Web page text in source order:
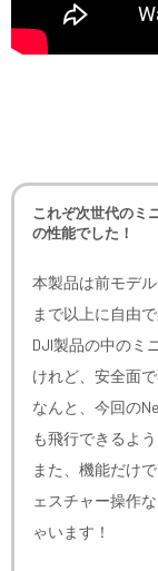
これぞ次世代のミ
の性能でした！
本製品は前モデ
まで以上に自由
DJI製品の中のミ
けれど、安全面
なんと、今回の
も飛行できるよ
また、機能だけ
ェスチャー操作
ゃいます！